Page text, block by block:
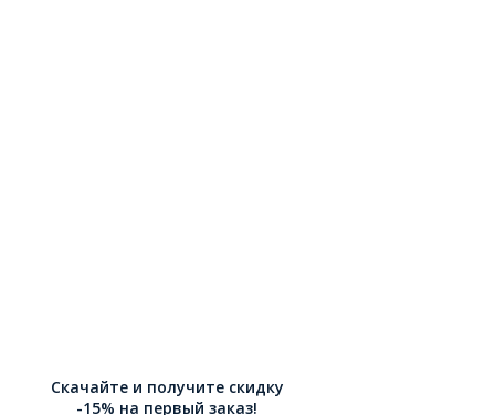
Скачайте и получите скидку
-15% на первый заказ!